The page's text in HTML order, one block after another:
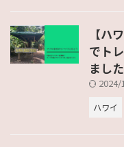
【ハ
でト
ました
ハワイ